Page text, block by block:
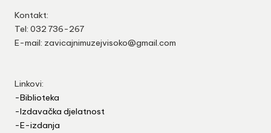
Kontakt:
Tel: 032 736-267
E-mail: zavicajnimuzejvisoko@gmail.com
Linkovi:
-Biblioteka
-Izdavačka djelatnost
-E-izdanja